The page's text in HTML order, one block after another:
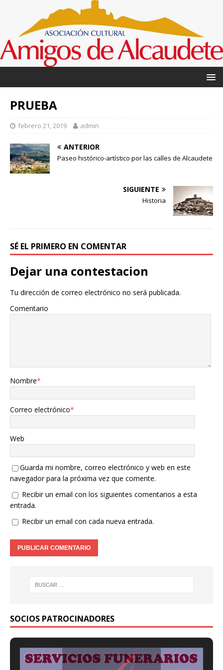
PRUEBA
febrero 21, 2019 admin
ANTERIOR
Paseo histórico-artístico por las calles de Alcaudete
SIGUIENTE
Historia
SÉ EL PRIMERO EN COMENTAR
Dejar una contestacion
Tu dirección de correo electrónico no será publicada.
Comentario
Nombre*
Correo electrónico*
Web
Guarda mi nombre, correo electrónico y web en este
navegador para la próxima vez que comente.
Recibir un email con los siguientes comentarios a esta
entrada.
Recibir un email con cada nueva entrada.
SOCIOS PATROCINADORES